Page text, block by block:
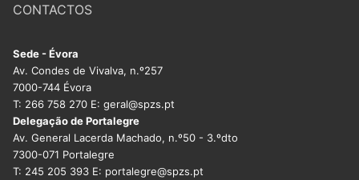
CONTACTOS
Sede - Évora
Av. Condes de Vivalva, n.º257
7000-744 Évora
T: 266 758 270 E: geral@spzs.pt
Delegação de Portalegre
Av. General Lacerda Machado, n.º50 - 3.ºdto
7300-071 Portalegre
T: 245 205 393 E: portalegre@spzs.pt